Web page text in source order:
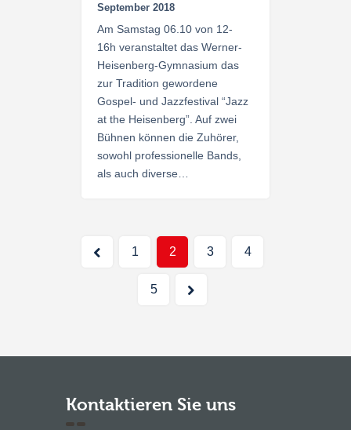
September 2018
Am Samstag 06.10 von 12-
16h veranstaltet das Werner-
Heisenberg-Gymnasium das
zur Tradition gewordene
Gospel- und Jazzfestival “Jazz
at the Heisenberg”. Auf zwei
Bühnen können die Zuhörer,
sowohl professionelle Bands,
als auch diverse…
Beitrags-
Navigation
Page
1 Page
2 Page
3 Page
4
Page
5
Kontaktieren Sie uns